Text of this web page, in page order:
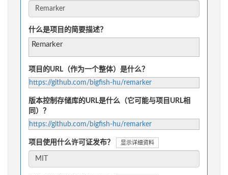
什么是项目的简要描述？
Remarker
项目的URL（作为一个整体）是什么？
https://github.com/bigfish-hu/remarker
版本控制存储库的URL是什么（它可能与项目URL相
同）？
https://github.com/bigfish-hu/remarker
项目使用什么许可证发布？ 显示详细资料